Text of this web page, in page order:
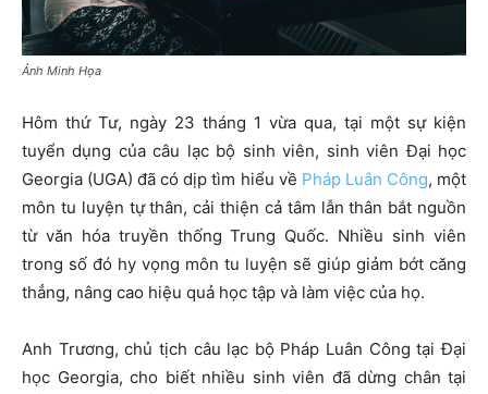
Ảnh Minh Họa
Hôm thứ Tư, ngày 23 tháng 1 vừa qua, tại một sự kiện
tuyển dụng của câu lạc bộ sinh viên, sinh viên Đại học
Georgia (UGA) đã có dịp tìm hiểu về Pháp Luân Công, một
môn tu luyện tự thân, cải thiện cả tâm lẫn thân bắt nguồn
từ văn hóa truyền thống Trung Quốc. Nhiều sinh viên
trong số đó hy vọng môn tu luyện sẽ giúp giảm bớt căng
thẳng, nâng cao hiệu quả học tập và làm việc của họ.
Anh Trương, chủ tịch câu lạc bộ Pháp Luân Công tại Đại
học Georgia, cho biết nhiều sinh viên đã dừng chân tại